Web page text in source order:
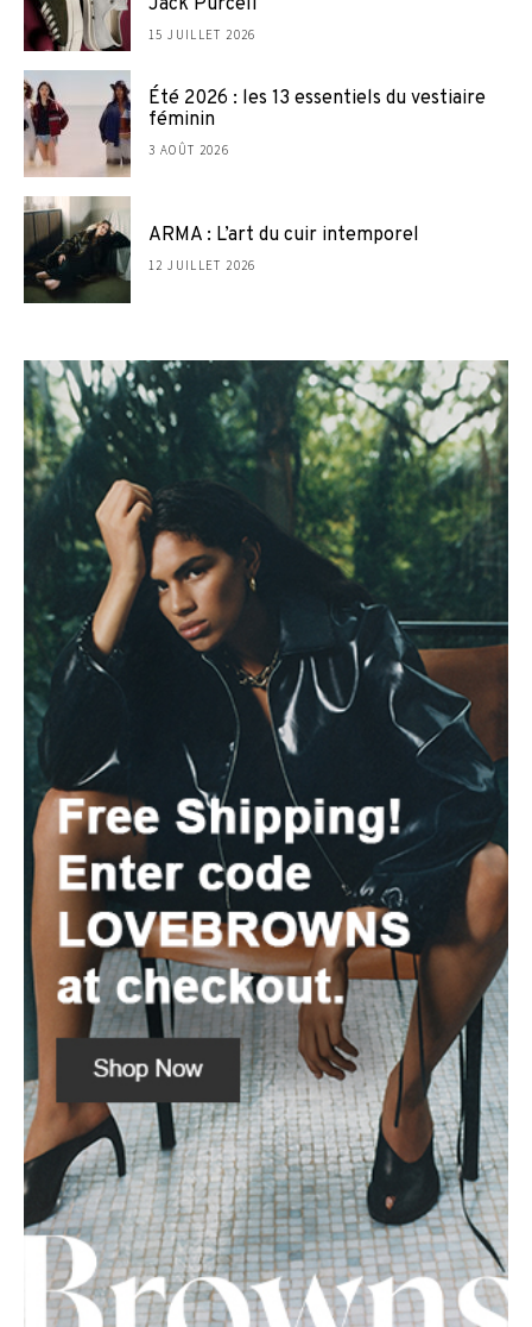
Jack Purcell
15 JUILLET 2026
Été 2026 : les 13 essentiels du vestiaire
féminin
3 AOÛT 2026
ARMA : L’art du cuir intemporel
12 JUILLET 2026